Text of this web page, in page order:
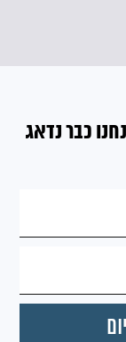
כבר נדאג